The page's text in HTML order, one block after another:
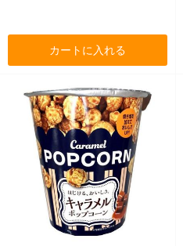
カートに入れる